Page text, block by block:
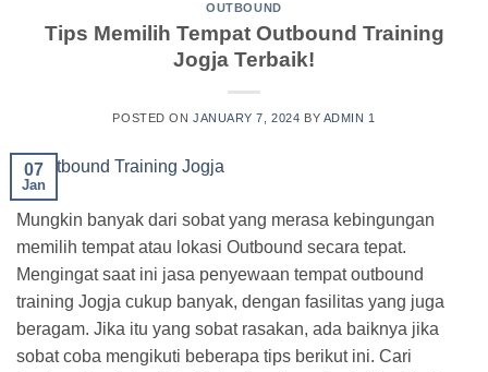
OUTBOUND
Tips Memilih Tempat Outbound Training
Jogja Terbaik!
POSTED ONJANUARY 7, 2024 BY ADMIN 1
07
Jan
Mungkin banyak dari sobat yang merasa kebingungan
memilih tempat atau lokasi Outbound secara tepat.
Mengingat saat ini jasa penyewaan tempat outbound
training Jogja cukup banyak, dengan fasilitas yang juga
beragam. Jika itu yang sobat rasakan, ada baiknya jika
sobat coba mengikuti beberapa tips berikut ini. Cari